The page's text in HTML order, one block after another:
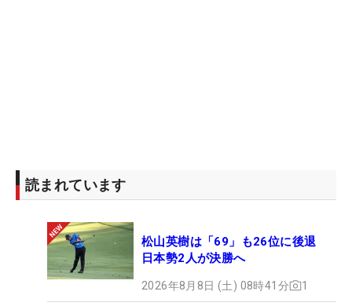
は最終日に“67”をマークしての7位タイだったが、
今回は優勝争いの中でスコアを落としての7位タイ
を力に変えて、これから再開される日本での戦いに
身を投じていく。
読まれています
松山英樹は「69」も26位に後退
日本勢2人が決勝へ
2026年8月8日 (土) 08時41分 1